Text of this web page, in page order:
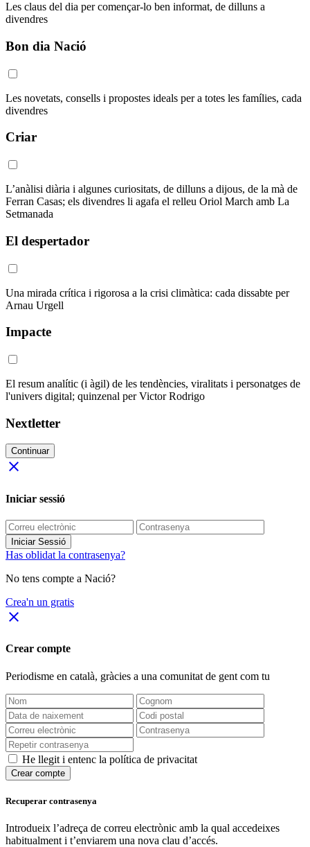
Les claus del dia per començar-lo ben informat, de dilluns a
divendres
Bon dia Nació
Les novetats, consells i propostes ideals per a totes les famílies, cada
divendres
Criar
L’anàlisi diària i algunes curiositats, de dilluns a dijous, de la mà de
Ferran Casas; els divendres li agafa el relleu Oriol March amb La
Setmanada
El despertador
Una mirada crítica i rigorosa a la crisi climàtica: cada dissabte per
Arnau Urgell
Impacte
El resum analític (i àgil) de les tendències, viralitats i personatges de
l'univers digital; quinzenal per Victor Rodrigo
Nextletter
Continuar
close
Iniciar sessió
Iniciar Sessió
Has oblidat la contrasenya?
No tens compte a Nació?
Crea'n un gratis
close
Crear compte
Periodisme en català, gràcies a una comunitat de gent com tu
He llegit i entenc la política de privacitat
Crear compte
Recuperar contrasenya
Introdueix l’adreça de correu electrònic amb la qual accedeixes
habitualment i t’enviarem una nova clau d’accés.